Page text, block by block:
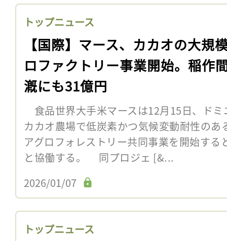
トップニュース
【国際】マース、カカオの大規
ロファクトリー事業開始。稲作
漑にも31億円
食品世界大手米マースは12月15日、ド
カカオ農場で低炭素かつ気候変動耐性の
アグロフォレストリー共同事業を開始す
と協働する。 同プロジェ [&...
2026/01/07
トップニュース